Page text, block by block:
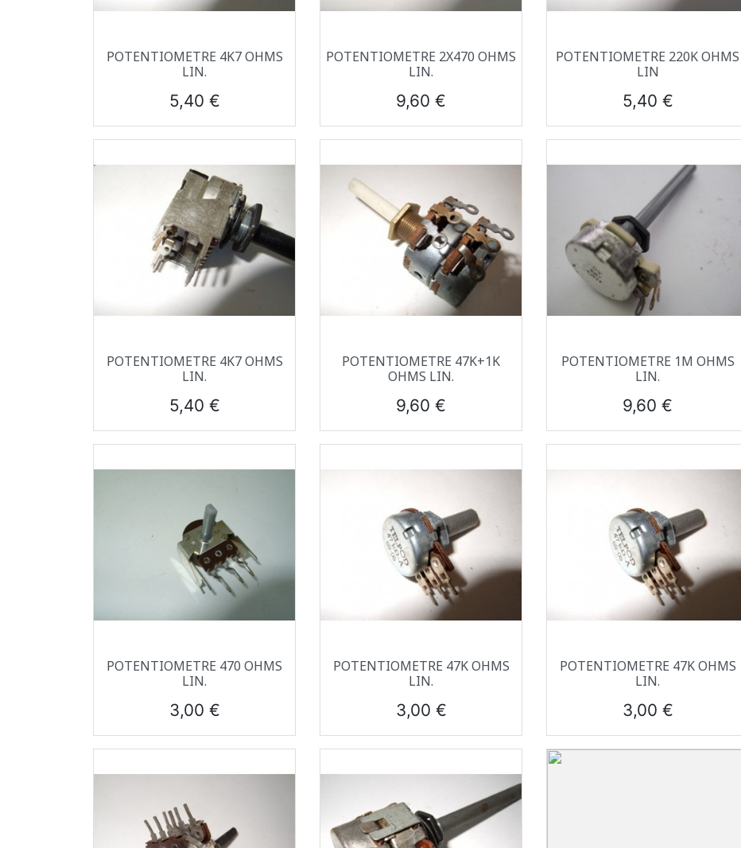
Aperçu rapide
POTENTIOMETRE 4K7 OHMS
LIN.
Prix
5,40 €
Aperçu rapide
POTENTIOMETRE 2X470 OHMS
LIN.
Prix
9,60 €
Aperçu rapide
POTENTIOMETRE 220K OHMS
LIN
Prix
5,40 €
Aperçu rapide
POTENTIOMETRE 4K7 OHMS
LIN.
Prix
5,40 €
Aperçu rapide
POTENTIOMETRE 47K+1K
OHMS LIN.
Prix
9,60 €
Aperçu rapide
POTENTIOMETRE 1M OHMS
LIN.
Prix
9,60 €
Aperçu rapide
POTENTIOMETRE 470 OHMS
LIN.
Prix
3,00 €
Aperçu rapide
POTENTIOMETRE 47K OHMS
LIN.
Prix
3,00 €
Aperçu rapide
POTENTIOMETRE 47K OHMS
LIN.
Prix
3,00 €